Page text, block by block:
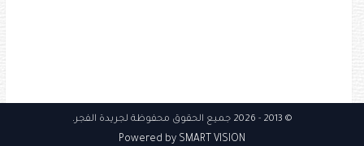
© 2013 - 2026 جميع الحقوق محفوظة لجريدة الفجر.
Powered by SMART VISION